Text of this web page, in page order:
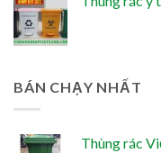
BÁN CHẠY NHẤT
Thùng rác